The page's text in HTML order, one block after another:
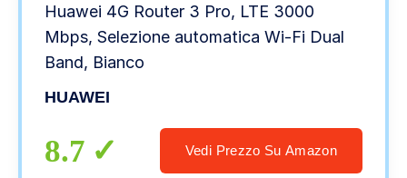
Huawei 4G Router 3 Pro, LTE 3000
Mbps, Selezione automatica Wi-Fi Dual
Band, Bianco
HUAWEI
8.7 Vedi Prezzo Su Amazon